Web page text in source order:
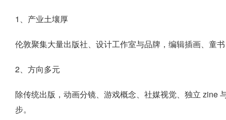
1、产业土壤厚
伦敦聚集大量出版社、设计工作室与品牌，编辑插画、童
2、方向多元
除传统出版，动画分镜、游戏概念、社媒视觉、独立 zine
步。